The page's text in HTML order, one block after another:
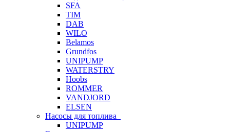
SFA
TIM
DAB
WILO
Belamos
Grundfos
UNIPUMP
WATERSTRY
Hoobs
ROMMER
VANDJORD
ELSEN
Насосы для топлива
UNIPUMP